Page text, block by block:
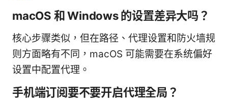
macOS 和 Windows 的设置差异大吗？
核心步骤类似，但在路径、代理设置和防火墙规
则方面略有不同，macOS 可能需要在系统偏好
设置中配置代理。
手机端订阅要不要开启代理全局？